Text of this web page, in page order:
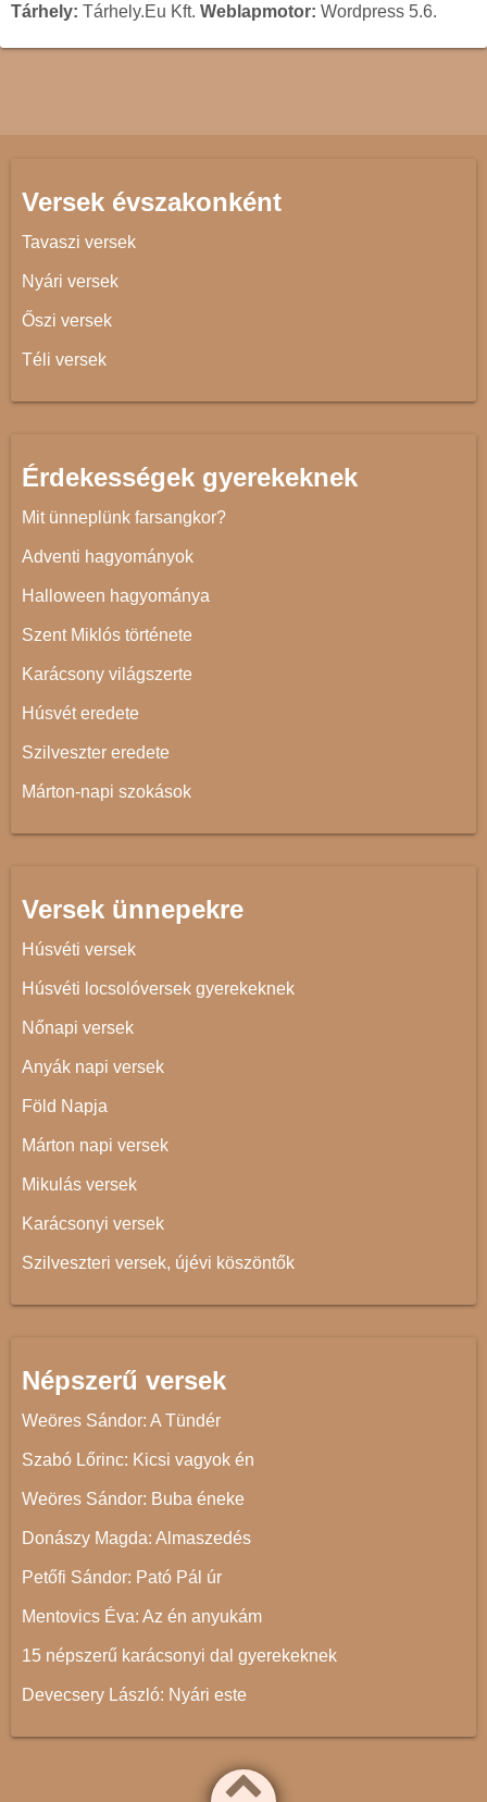
Tárhely: Tárhely.Eu Kft. Weblapmotor: Wordpress 5.6.
Versek évszakonként
Tavaszi versek
Nyári versek
Őszi versek
Téli versek
Érdekességek gyerekeknek
Mit ünneplünk farsangkor?
Adventi hagyományok
Halloween hagyománya
Szent Miklós története
Karácsony világszerte
Húsvét eredete
Szilveszter eredete
Márton-napi szokások
Versek ünnepekre
Húsvéti versek
Húsvéti locsolóversek gyerekeknek
Nőnapi versek
Anyák napi versek
Föld Napja
Márton napi versek
Mikulás versek
Karácsonyi versek
Szilveszteri versek, újévi köszöntők
Népszerű versek
Weöres Sándor: A Tündér
Szabó Lőrinc: Kicsi vagyok én
Weöres Sándor: Buba éneke
Donászy Magda: Almaszedés
Petőfi Sándor: Pató Pál úr
Mentovics Éva: Az én anyukám
15 népszerű karácsonyi dal gyerekeknek
Devecsery László: Nyári este